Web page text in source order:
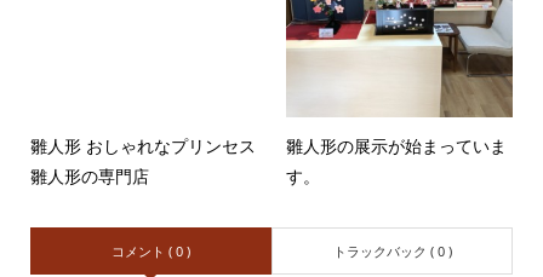
雛人形 おしゃれなプリンセス
雛人形の専門店
雛人形の展示が始まっていま
す。
コメント ( 0 ) トラックバック ( 0 )